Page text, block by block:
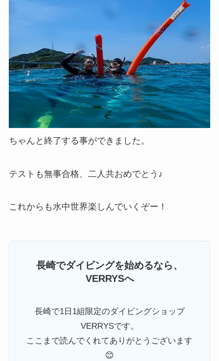
ちゃんと終了する事ができました。
テストも無事合格、二人共おめでとう♪
これからも水中世界楽しんでいくぞー！
長崎でダイビングを始めるなら、
VERRYSへ
長崎で1日1組限定のダイビングショップ
VERRYSです。
ここまで読んでくれてありがとうございます
😊